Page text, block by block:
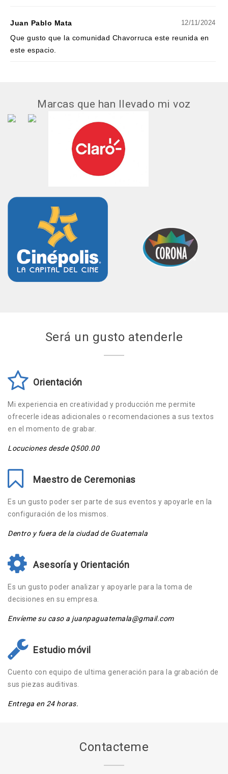
Juan Pablo Mata 12/11/2024
Que gusto que la comunidad Chavorruca este reunida en
este espacio.
Marcas que han llevado mi voz
Será un gusto atenderle
Orientación
Mi experiencia en creatividad y producción me permite
ofrecerle ideas adicionales o recomendaciones a sus textos
en el momento de grabar.
Locuciones desde Q500.00
Maestro de Ceremonias
Es un gusto poder ser parte de sus eventos y apoyarle en la
configuración de los mismos.
Dentro y fuera de la ciudad de Guatemala
Asesoría y Orientación
Es un gusto poder analizar y apoyarle para la toma de
decisiones en su empresa.
Envíeme su caso a juanpaguatemala@gmail.com
Estudio móvil
Cuento con equipo de ultima generación para la grabación de
sus piezas auditivas.
Entrega en 24 horas.
Contacteme